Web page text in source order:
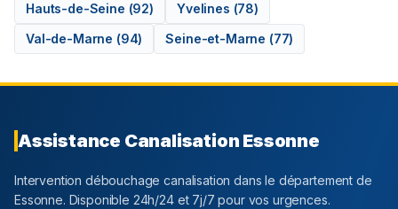
Hauts-de-Seine (92) Yvelines (78)
Val-de-Marne (94) Seine-et-Marne (77)
Assistance Canalisation Essonne
Intervention débouchage canalisation dans le département de
Essonne. Disponible 24h/24 et 7j/7 pour vos urgences.